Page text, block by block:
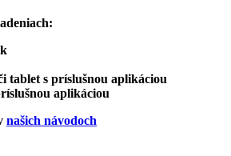
tablet s príslušnou aplikáciou
aplikáciou
našich návodoch